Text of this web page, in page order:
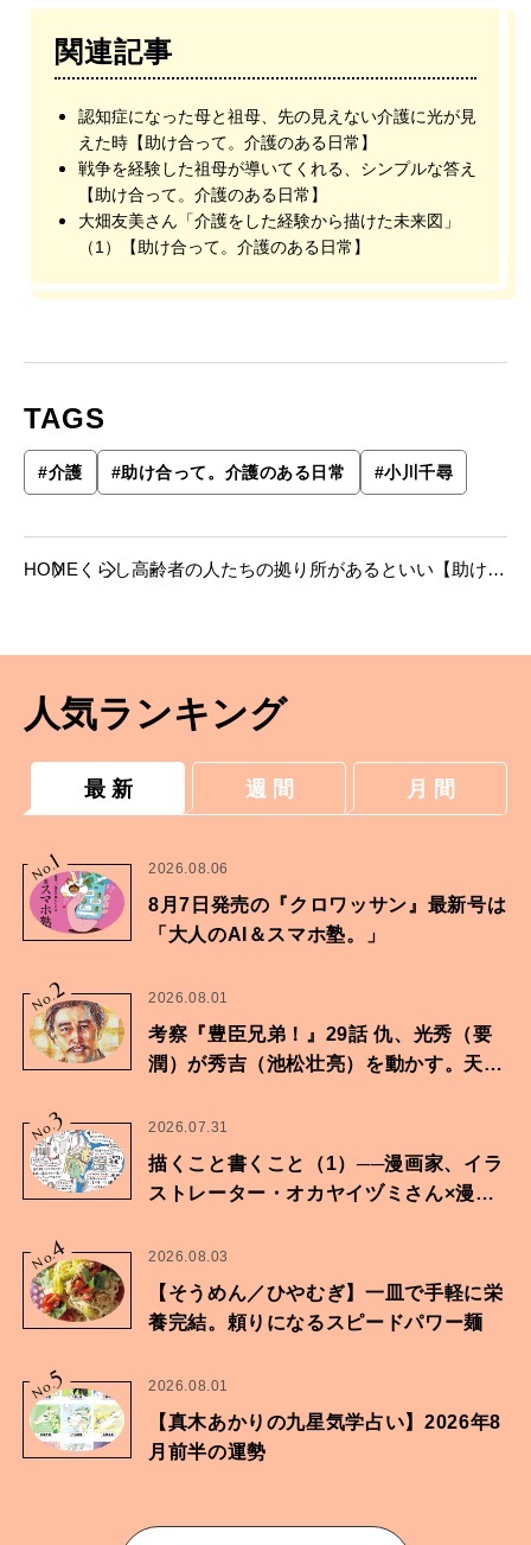
関連記事
認知症になった母と祖母、先の見えない介護に光が見
えた時【助け合って。介護のある日常】
戦争を経験した祖母が導いてくれる、シンプルな答え
【助け合って。介護のある日常】
大畑友美さん「介護をした経験から描けた未来図」
（1）【助け合って。介護のある日常】
TAGS
#介護 #助け合って。介護のある日常 #小川千尋
HOME くらし高齢者の人たちの拠り所があるといい【助け合
人気ランキング
最 新 週 間 月 間
No.
1 2026.08.06
8月7日発売の『クロワッサン』最新号は
「大人のAI＆スマホ塾。」
No.2 2026.08.01
考察『豊臣兄弟！』29話 仇、光秀（要
潤）が秀吉（池松壮亮）を動かす。天下
No.3 2026.07.31
描くこと書くこと（1）──漫画家、イラ
ストレーター・オカヤイヅミさん×漫画
No.
4 2026.08.03
【そうめん／ひやむぎ】一皿で手軽に栄
養完結。頼りになるスピードパワー麺
No.5 2026.08.01
【真木あかりの九星気学占い】2026年8
月前半の運勢